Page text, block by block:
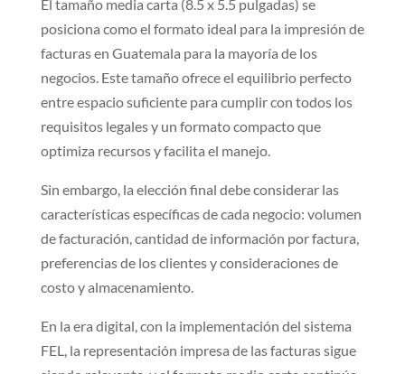
El tamaño media carta (8.5 x 5.5 pulgadas) se
posiciona como el formato ideal para la impresión de
facturas en Guatemala para la mayoría de los
negocios. Este tamaño ofrece el equilibrio perfecto
entre espacio suficiente para cumplir con todos los
requisitos legales y un formato compacto que
optimiza recursos y facilita el manejo.
Sin embargo, la elección final debe considerar las
características específicas de cada negocio: volumen
de facturación, cantidad de información por factura,
preferencias de los clientes y consideraciones de
costo y almacenamiento.
En la era digital, con la implementación del sistema
FEL, la representación impresa de las facturas sigue